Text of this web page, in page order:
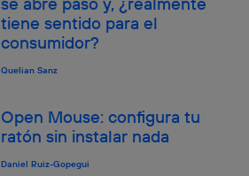
tiene sentido para el
consumidor?
Quelian Sanz
Open Mouse: configura tu
ratón sin instalar nada
Daniel Ruiz-Gopegui